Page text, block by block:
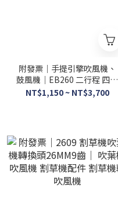
附發票｜手提引擎吹風機、
鼓風機｜EB260 二行程 四行
程 工廠直營 手提引擎吹風
NT$1,150 ~ NT$3,700